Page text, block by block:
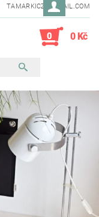
TAMARKICZ@GMAIL.COM
0 0 Kč